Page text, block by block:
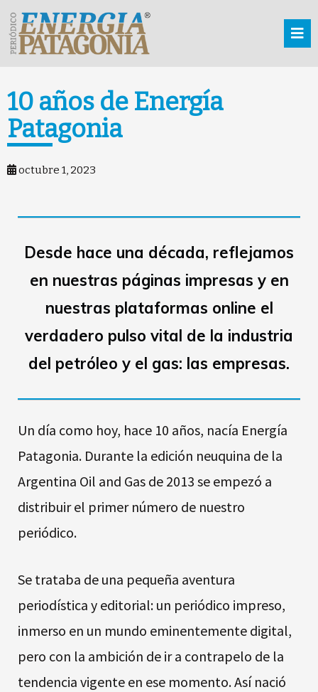
10 años de Energía
Patagonia
octubre 1, 2023
Desde hace una década, reflejamos
en nuestras páginas impresas y en
nuestras plataformas online el
verdadero pulso vital de la industria
del petróleo y el gas: las empresas.
Un día como hoy, hace 10 años, nacía Energía
Patagonia. Durante la edición neuquina de la
Argentina Oil and Gas de 2013 se empezó a
distribuir el primer número de nuestro
periódico.
Se trataba de una pequeña aventura
periodística y editorial: un periódico impreso,
inmerso en un mundo eminentemente digital,
pero con la ambición de ir a contrapelo de la
tendencia vigente en ese momento. Así nació